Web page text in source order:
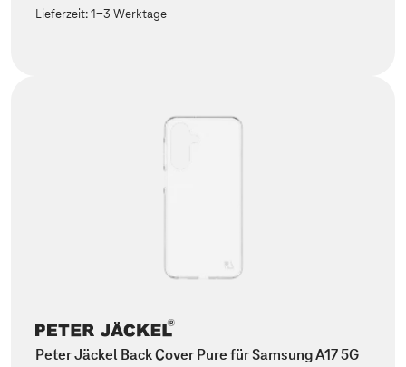
Lieferzeit:1-3 Werktage
Peter Jäckel Back Cover Pure für Samsung A17 5G